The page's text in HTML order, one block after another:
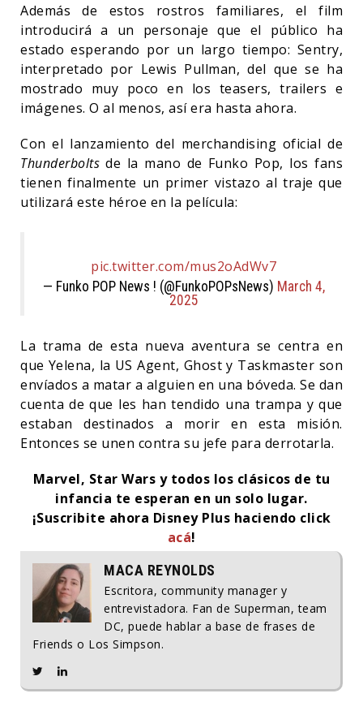
Además de estos rostros familiares, el film
introducirá a un personaje que el público ha
estado esperando por un largo tiempo: Sentry,
interpretado por Lewis Pullman, del que se ha
mostrado muy poco en los teasers, trailers e
imágenes. O al menos, así era hasta ahora.
Con el lanzamiento del merchandising oficial de
Thunderboltsde la mano de Funko Pop, los fans
tienen finalmente un primer vistazo al traje que
utilizará este héroe en la película:
pic.twitter.com/mus2oAdWv7
— Funko POP News ! (@FunkoPOPsNews) March 4,
2025
La trama de esta nueva aventura se centra en
que Yelena, la US Agent, Ghost y Taskmaster son
envíados a matar a alguien en una bóveda. Se dan
cuenta de que les han tendido una trampa y que
estaban destinados a morir en esta misión.
Entonces se unen contra su jefe para derrotarla.
Marvel, Star Wars y todos los clásicos de tu
infancia te esperan en un solo lugar.
¡Suscribite ahora Disney Plus haciendo click
acá!
MACA REYNOLDS
Escritora, community manager y
entrevistadora. Fan de Superman, team
DC, puede hablar a base de frases de
Friends o Los Simpson.